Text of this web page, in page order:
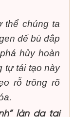
thể chúng ta
để bù đắp
hủy hoàn
tự tái tạo này
rỗ trông rõ
làn da tại